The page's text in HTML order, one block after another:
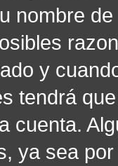
nombre
y
tendrá
cuenta.
ya sea